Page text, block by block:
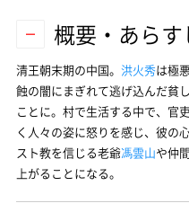
概要・あらす
清王朝末期の中国。 洪火秀は極
蝕の闇にまぎれて逃げ込んだ貧
ことに。村で生活する中で、官
く人々の姿に怒りを感じ、彼の
スト教を信じる老爺馮雲山や仲
上がることになる。